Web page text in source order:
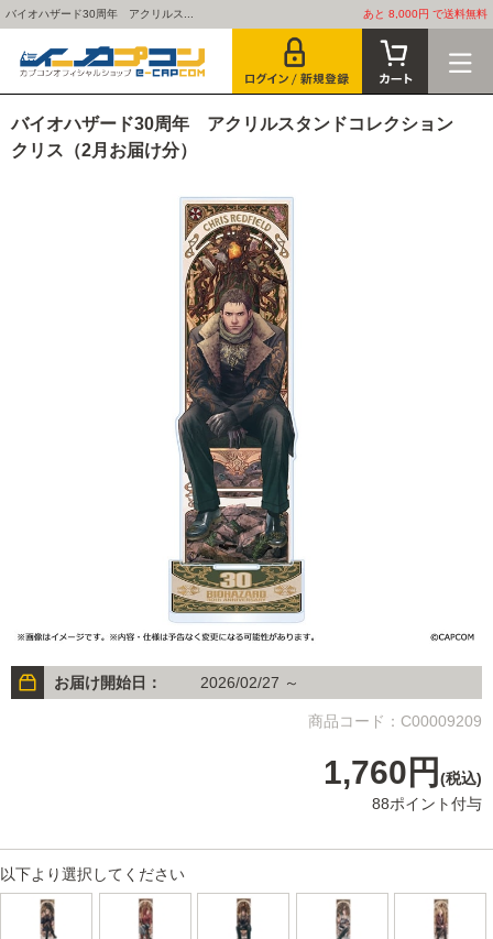
バイオハザード30周年 アクリルス... あと 8,000円 で送料無料
バイオハザード30周年 アクリルスタンドコレクション
クリス（2月お届け分）
お届け開始日： 2026/02/27 ～
商品コード：C00009209
1,760円 (税込)
88ポイント付与
以下より選択してください